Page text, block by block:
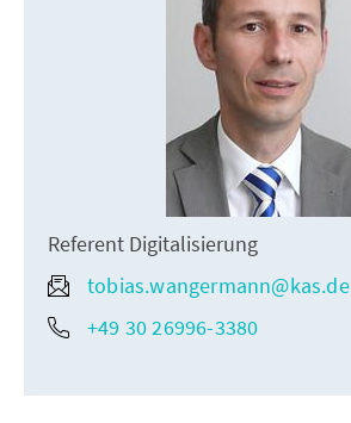
Referent Digitalisierung
tobias.wangermann@kas.de
+49 30 26996-3380